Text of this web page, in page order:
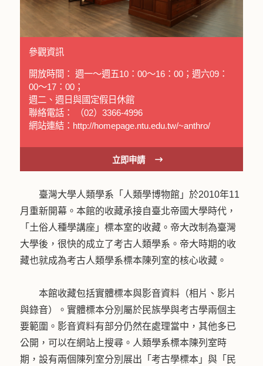
參觀資訊
開放時間： 週一〜週五10：00〜16：00；週六09：
00〜17：00；
週二、週日與國定假日休館
聯絡電話： （02）3366-4996
網站連結：http://homepage.ntu.edu.tw/~anthro/
立即申請
臺灣大學人類學系「人類學博物館」於2010年11
月重新開幕。本館的收藏承接自臺北帝國大學時代，
「土俗人種學講座」標本室的收藏。帝大改制為臺灣
大學後，很快的成立了考古人類學系。帝大時期的收
藏也就成為考古人類學系標本陳列室的核心收藏。
本館收藏包括實體標本與影音資料（相片、影片
與錄音）。實體標本分別屬於民族學與考古學兩個主
要範圍。影音資料有部分仍然在處理當中，其他多已
公開，可以在網站上搜尋。人類學系標本陳列室時
期，設有兩個陳列室分別展出「考古學標本」與「民